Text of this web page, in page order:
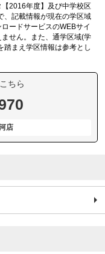
2016年度】及び中学校区
、記載情報が現在の学区域
ードサービスのWEBサイ
せん。また、通学区域(学
踏まえ学区情報は参考とし
ちら
店